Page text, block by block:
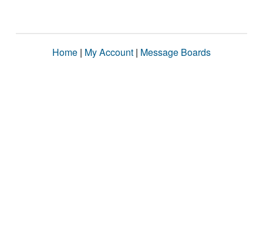
Home | My Account | Message Boards